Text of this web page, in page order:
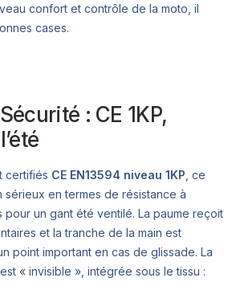
confort et contrôle de la moto, il
cases.
: CE 1KP,
certifiés CE EN13594 niveau 1KP, ce
sérieux en termes de résistance à
pour un gant été ventilé. La paume reçoit
et la tranche de la main est
point important en cas de glissade. La
« invisible », intégrée sous le tissu :